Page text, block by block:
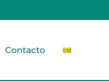
Contacto